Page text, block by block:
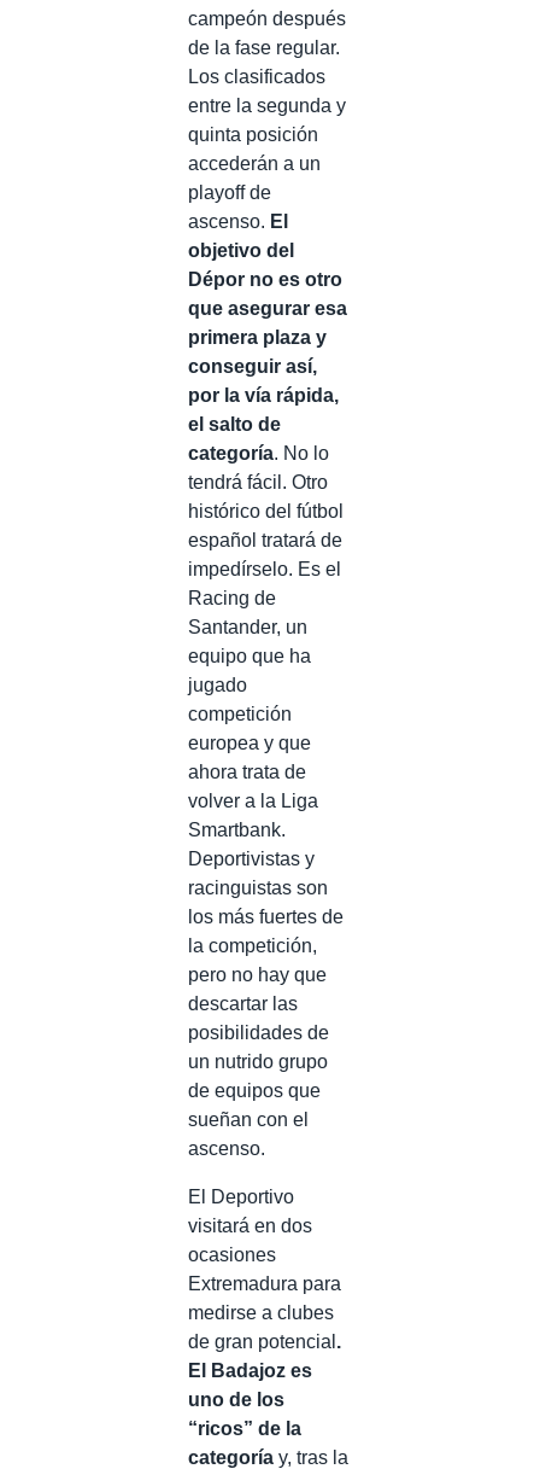
campeón después
de la fase regular.
Los clasificados
entre la segunda y
quinta posición
accederán a un
playoff de
ascenso. El
objetivo del
Dépor no es otro
que asegurar esa
primera plaza y
conseguir así,
por la vía rápida,
el salto de
categoría. No lo
tendrá fácil. Otro
histórico del fútbol
español tratará de
impedírselo. Es el
Racing de
Santander, un
equipo que ha
jugado
competición
europea y que
ahora trata de
volver a la Liga
Smartbank.
Deportivistas y
racinguistas son
los más fuertes de
la competición,
pero no hay que
descartar las
posibilidades de
un nutrido grupo
de equipos que
sueñan con el
ascenso.
El Deportivo
visitará en dos
ocasiones
Extremadura para
medirse a clubes
de gran potencial .
El Badajoz es
uno de los
“ricos” de la
categoría y, tras la